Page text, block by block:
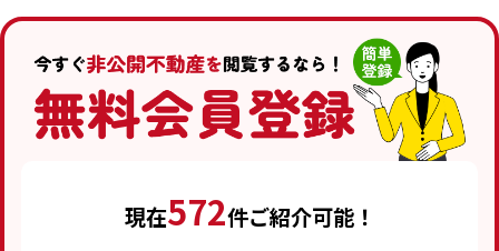
現在572件ご紹介可能！